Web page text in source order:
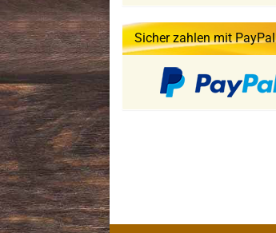
Sicher zahlen mit PayPal